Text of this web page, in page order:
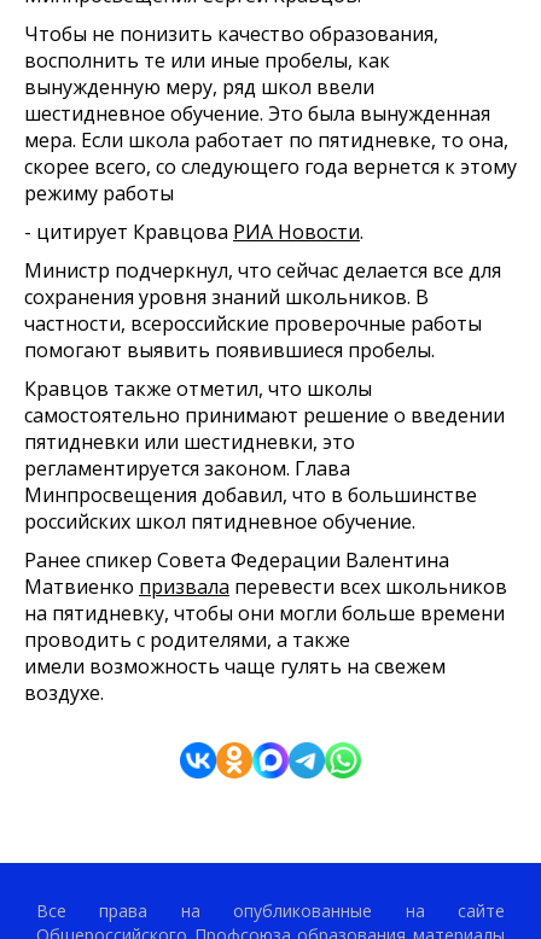
Чтобы не понизить качество образования,
восполнить те или иные пробелы, как
вынужденную меру, ряд школ ввели
шестидневное обучение. Это была вынужденная
мера. Если школа работает по пятидневке, то она,
скорее всего, со следующего года вернется к этому
режиму работы
- цитирует Кравцова РИА Новости.
Министр подчеркнул, что сейчас делается все для
сохранения уровня знаний школьников. В
частности, всероссийские проверочные работы
помогают выявить появившиеся пробелы.
Кравцов также отметил, что школы
самостоятельно принимают решение о введении
пятидневки или шестидневки, это
регламентируется законом. Глава
Минпросвещения добавил, что в большинстве
российских школ пятидневное обучение.
Ранее спикер Совета Федерации Валентина
Матвиенко призвала перевести всех школьников
на пятидневку, чтобы они могли больше времени
проводить с родителями, а также
имели возможность чаще гулять на свежем
воздухе.
Все права на опубликованные на сайте